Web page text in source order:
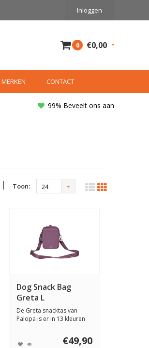
Inloggen
0 €0,00
MERKEN CONTACT
99% Beveelt ons aan
Toon: 24
Dog Snack Bag
Greta L
De Greta snacktas van
Palopa is er in 13 kleuren
€49,90